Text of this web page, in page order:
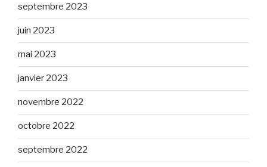
septembre 2023
juin 2023
mai 2023
janvier 2023
novembre 2022
octobre 2022
septembre 2022